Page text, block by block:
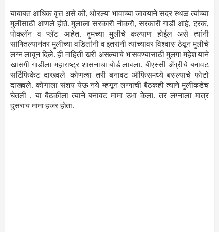
याबाबत आधिक वृत्त असे की, थोरल्या भावाच्या जावयाने सदर स्थळ त्यांच्या
मुलीसाठी आणले होते. मुलाला सरकारी नोकरी, सरकारी गाडी आहे, ट्रक,
पोकलॅन व प्लॅट आहेत. तुमच्या मुलीचे कल्याण होईल असे त्यांनी
सांगितल्यानंतर मुलीच्या वडिलांनी व इतरांनी त्यांच्यावर विश्वास ठेवून मुलीचे
लग्न लावून दिले. ही माहिती खरी असल्याचे भासवण्यासाठी मुलगा महेश याने
खासगी गाडीला महाराष्ट्र शासनाचा बोर्ड लावला. बीएस्सी अँग्रीचे बनावट
सर्टिफिकेट दाखवले. कोणत्या तरी बनावट ऑफिसमध्ये बसल्याचे फोटो
दाखवले. कोणाला संशय येऊ नये म्हणून लग्नाची बैठकही त्याने मुलीकडेच
घेतली . या बैठकीला त्याने बनावट मामा उभा केला. तर लग्नाला मात्र
दुसराच मामा हजर होता.